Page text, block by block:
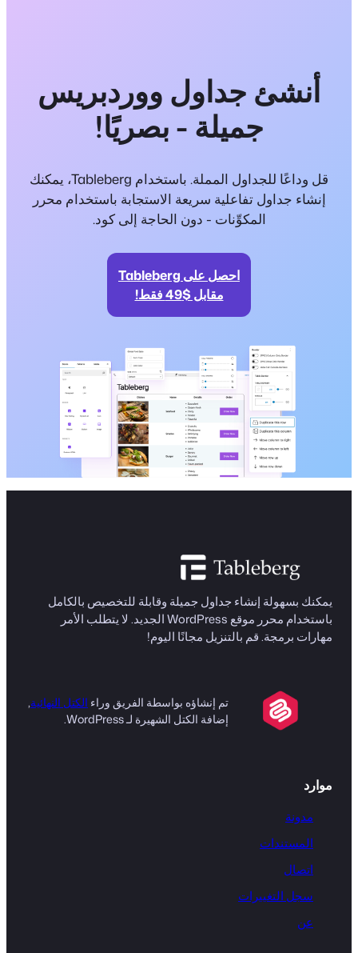
أنشئ جداول ووردبريس
جميلة - بصريًا!
قل وداعًا للجداول المملة. باستخدام Tableberg، يمكنك
إنشاء جداول تفاعلية سريعة الاستجابة باستخدام محرر
المكوِّنات - دون الحاجة إلى كود.
احصل على Tableberg
مقابل $49 فقط!
يمكنك بسهولة إنشاء جداول جميلة وقابلة للتخصيص بالكامل
باستخدام محرر موقع WordPress الجديد. لا يتطلب الأمر
مهارات برمجة. قم بالتنزيل مجانًا اليوم!
تم إنشاؤه بواسطة الفريق وراء الكتل النهائية,
إضافة الكتل الشهيرة لـ WordPress.
موارد
مدونة
المستندات
اتصال
سجل التغييرات
عن